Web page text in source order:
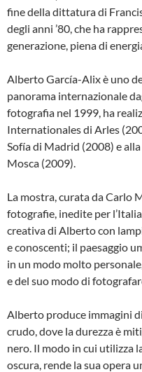
fine della dittatura di
degli anni ’80, che ha
generazione, piena di
Alberto García-Alix è uno
panorama internazionale
fotografia nel 1999, ha
Internationales di Arles
Sofía di Madrid (2008) e
Mosca (2009).
La mostra, curata da Carlo
fotografie, inedite per
creativa di Alberto con
e conoscenti; il paesaggio
in un modo molto
e del suo modo di
Alberto produce immagini
crudo, dove la durezza è
nero. Il modo in cui utilizza
oscura, rende la sua opera